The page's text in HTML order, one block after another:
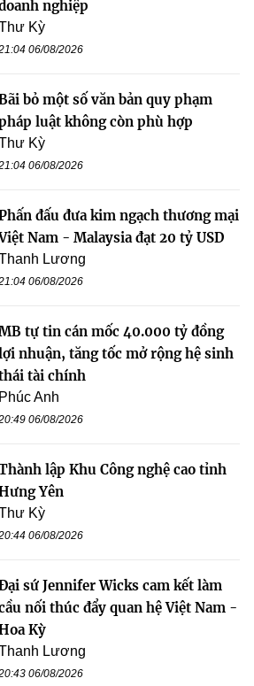
nghiệp
Kỳ
06/08/2026
bỏ một số văn bản quy phạm
luật không còn phù hợp
Kỳ
06/08/2026
đấu đưa kim ngạch thương mại
Nam - Malaysia đạt 20 tỷ USD
Lương
06/08/2026
tự tin cán mốc 40.000 tỷ đồng
nhuận, tăng tốc mở rộng hệ sinh
tài chính
Phúc Anh
06/08/2026
lập Khu Công nghệ cao tỉnh
Yên
Kỳ
06/08/2026
sứ Jennifer Wicks cam kết làm
nối thúc đẩy quan hệ Việt Nam -
Kỳ
Lương
06/08/2026